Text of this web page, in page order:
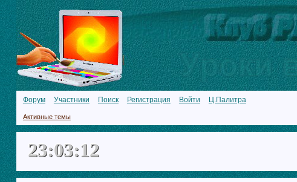
Форум Участники Поиск Регистрация Войти Ц.Палитра
Активные темы
23:03:12